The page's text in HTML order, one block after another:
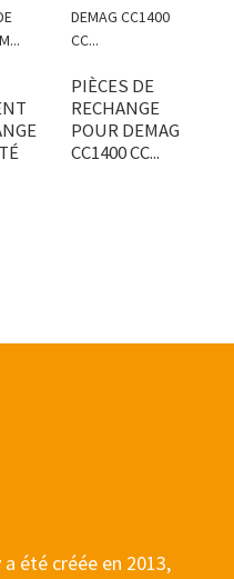
PIÈCES DE
RECHANGE
POUR DEMAG
CC1400 CC...
été créée en 2013,